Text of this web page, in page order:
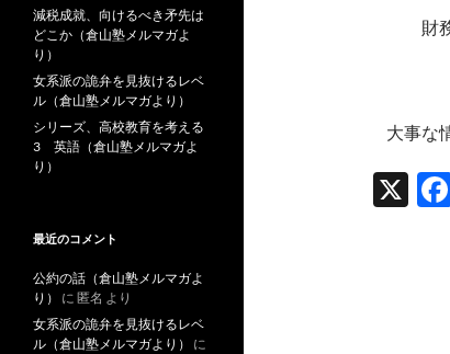
財務省
大事な
X
減税成就、向けるべき矛先は
どこか（倉山塾メルマガよ
り）
女系派の詭弁を見抜けるレベ
ル（倉山塾メルマガより）
シリーズ、高校教育を考える
3 英語（倉山塾メルマガよ
り）
最近のコメント
公約の話（倉山塾メルマガよ
り）
に 匿名 より
女系派の詭弁を見抜けるレベ
ル（倉山塾メルマガより）
に